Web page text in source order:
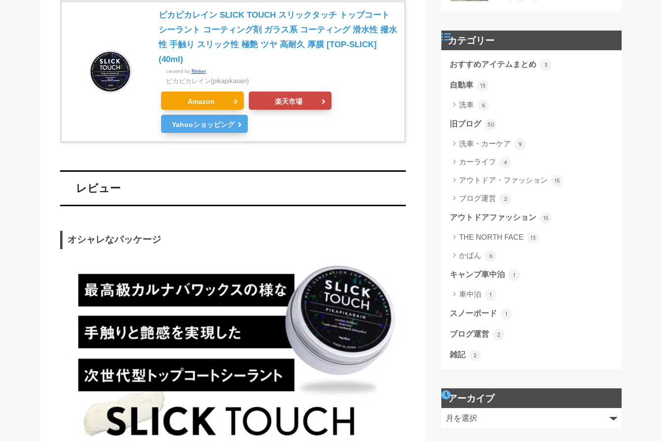
ピカピカレイン SLICK TOUCH スリックタッチ トップコート
シーラント コーティング剤 ガラス系 コーティング 滑水性 撥水
性 手触り スリック性 極艶 ツヤ 高耐久 厚膜 [TOP-SLICK]
(40ml)
created by Rinker
ピカピカレイン(pikapikarain)
Amazon 楽天市場
Yahooショッピング
レビュー
オシャレなパッケージ
カテゴリー
おすすめアイテムまとめ 3
自動車 13
洗車 6
旧ブログ 30
洗車・カーケア 9
カーライフ 4
アウトドア・ファッション 15
ブログ運営 2
アウトドアファッション 15
THE NORTH FACE 13
かばん 6
キャンプ車中泊 1
車中泊 1
スノーボード 1
ブログ運営 2
雑記 2
アーカイブ